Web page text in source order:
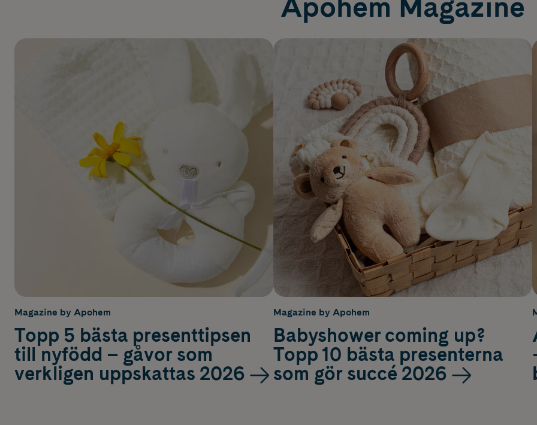
Magazine by Apohem
Topp 5 bästa presenttipsen
till nyfödd – gåvor som
verkligen uppskattas 2026
Magazine by Apohem
Babyshower coming up?
Topp 10 bästa presenterna
som gör succé 2026